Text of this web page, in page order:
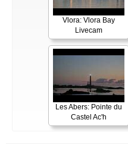
Vlora: Vlora Bay
Livecam
Les Abers: Pointe du
Castel Ac'h